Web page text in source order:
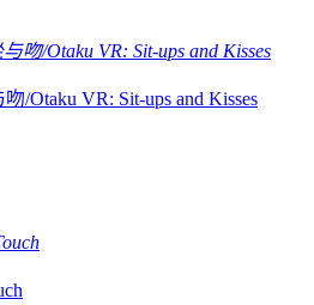
/Otaku VR: Sit-ups and Kisses